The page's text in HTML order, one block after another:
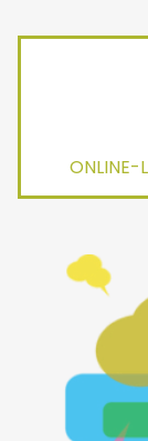
ONLINE-